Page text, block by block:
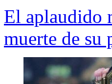
El aplaudido
muerte de su